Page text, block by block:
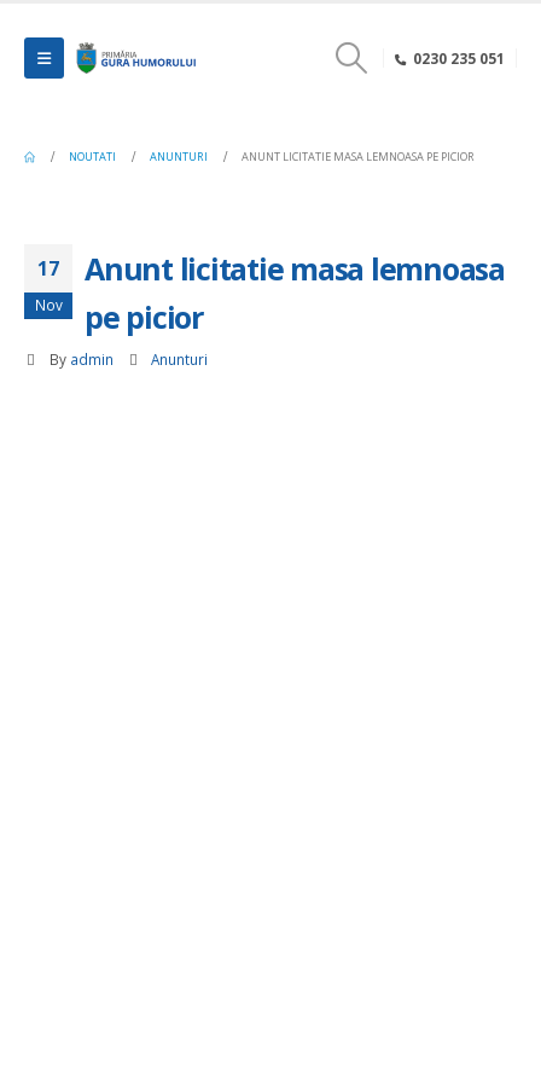
0230 235 051
NOUTATI ANUNTURI ANUNT LICITATIE MASA LEMNOASA PE PICIOR
17
Nov
Anunt licitatie masa lemnoasa
pe picior
By admin Anunturi